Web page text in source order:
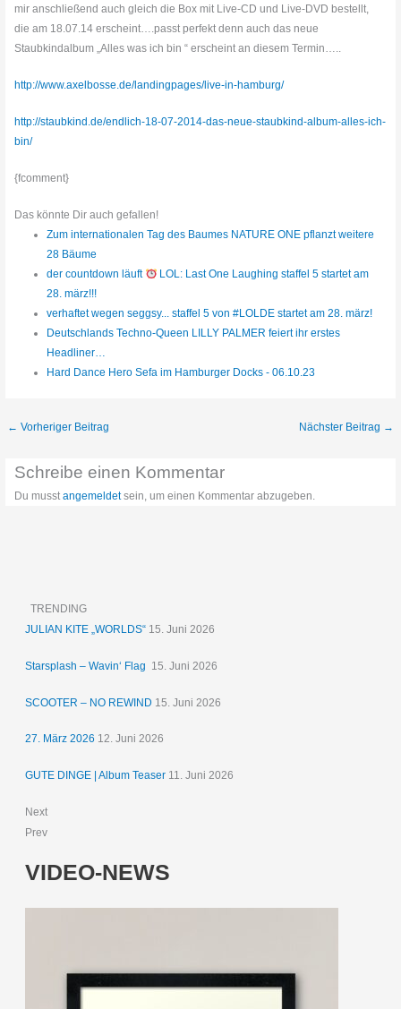
mir anschließend auch gleich die Box mit Live-CD und Live-DVD bestellt,
die am 18.07.14 erscheint….passt perfekt denn auch das neue
Staubkindalbum „Alles was ich bin “ erscheint an diesem Termin…..
http://www.axelbosse.de/landingpages/live-in-hamburg/
http://staubkind.de/endlich-18-07-2014-das-neue-staubkind-album-alles-ich-
bin/
{fcomment}
Das könnte Dir auch gefallen!
Zum internationalen Tag des Baumes NATURE ONE pflanzt weitere
28 Bäume
der countdown läuft
LOL: Last One Laughing staffel 5 startet am
28. märz!!!
verhaftet wegen seggsy... staffel 5 von #LOLDE startet am 28. märz!
Deutschlands Techno-Queen LILLY PALMER feiert ihr erstes
Headliner…
Hard Dance Hero Sefa im Hamburger Docks - 06.10.23
← Vorheriger Beitrag Nächster Beitrag →
Schreibe einen Kommentar
Du musstangemeldetsein, um einen Kommentar abzugeben.
TRENDING
JULIAN KITE „WORLDS“ 15. Juni 2026
Starsplash – Wavin‘ Flag 15. Juni 2026
SCOOTER – NO REWIND 15. Juni 2026
27. März 2026 12. Juni 2026
GUTE DINGE | Album Teaser 11. Juni 2026
Next
Prev
VIDEO-NEWS